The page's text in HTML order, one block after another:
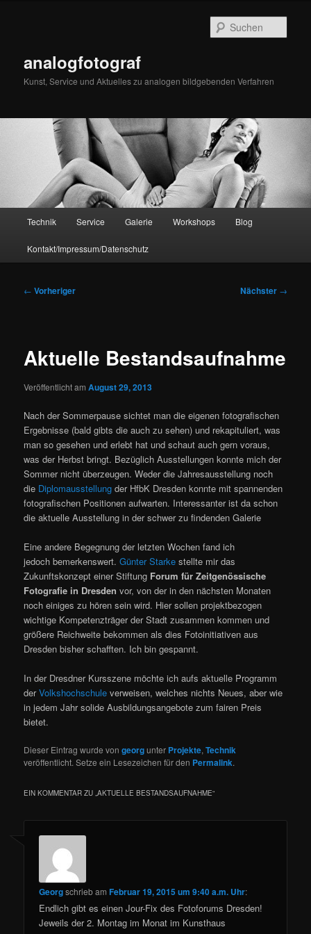
analogfotograf
Kunst, Service und Aktuelles zu analogen bildgebenden Verfahren
Technik Service Galerie Workshops Blog
Kontakt/Impressum/Datenschutz
Beitragsnavigation
← Vorheriger Nächster →
Aktuelle Bestandsaufnahme
Veröffentlicht amAugust 29, 2013
Nach der Sommerpause sichtet man die eigenen fotografischen
Ergebnisse (bald gibts die auch zu sehen) und rekapituliert, was
man so gesehen und erlebt hat und schaut auch gern voraus,
was der Herbst bringt. Bezüglich Ausstellungen konnte mich der
Sommer nicht überzeugen. Weder die Jahresausstellung noch
die Diplomausstellung der HfbK Dresden konnte mit spannenden
fotografischen Positionen aufwarten. Interessanter ist da schon
die aktuelle Ausstellung in der schwer zu findenden Galerie
Eine andere Begegnung der letzten Wochen fand ich
jedoch bemerkenswert.Günter Starke stellte mir das
Zukunftskonzept einer Stiftung Forum für Zeitgenössische
Fotografie in Dresden vor, von der in den nächsten Monaten
noch einiges zu hören sein wird. Hier sollen projektbezogen
wichtige Kompetenzträger der Stadt zusammen kommen und
größere Reichweite bekommen als dies Fotoinitiativen aus
Dresden bisher schafften. Ich bin gespannt.
In der Dresdner Kursszene möchte ich aufs aktuelle Programm
derVolkshochschule verweisen, welches nichts Neues, aber wie
in jedem Jahr solide Ausbildungsangebote zum fairen Preis
bietet.
Dieser Eintrag wurde vongeorgunter Projekte,Technik
veröffentlicht. Setze ein Lesezeichen für den Permalink.
EIN KOMMENTAR ZU „AKTUELLE BESTANDSAUFNAHME“
GeorgschriebamFebruar 19, 2015 um 9:40 a.m. Uhr:
Endlich gibt es einen Jour-Fix des Fotoforums Dresden!
Jeweils der 2. Montag im Monat im Kunsthaus